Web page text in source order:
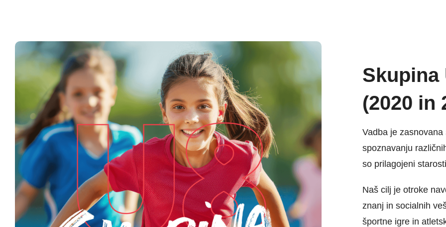
Skupina
(2020 in
Vadba je
spoznavanju
so prilagojeni
Naš cilj je otroke
znanj in socialnih
športne igre in